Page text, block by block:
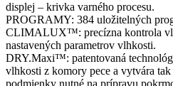
displej – krivka varného procesu.
PROGRAMY: 384 uložitelných
CLIMALUX™: precízna kontrola
nastavených parametrov vlhkosti.
DRY.Maxi™: patentovaná
vlhkosti z komory pece a vytvára tak
podmienky nutné na prípravu